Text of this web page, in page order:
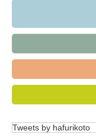
Tweets by hafurikoto